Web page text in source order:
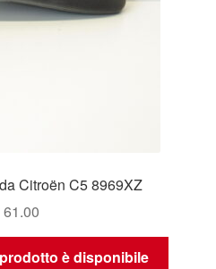
Citroën C5 8969XZ
61.00
è disponibile